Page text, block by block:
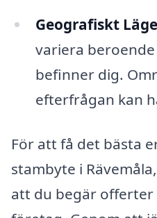
Geografiskt
variera beroende
befinner dig.
efterfrågan kan
För att få det bästa
stambyte i
att du begär offerter